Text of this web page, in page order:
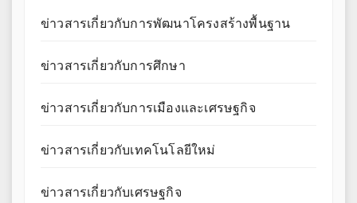
ข่าวสารเกี่ยวกับการพัฒนาโครงสร้างพื้นฐาน
ข่าวสารเกี่ยวกับการศึกษา
ข่าวสารเกี่ยวกับการเมืองและเศรษฐกิจ
ข่าวสารเกี่ยวกับเทคโนโลยีใหม่
ข่าวสารเกี่ยวกับเศรษฐกิจ